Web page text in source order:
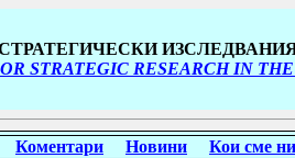
STRATEGIC RESEARCH IN
Коментари Новини Кои сме